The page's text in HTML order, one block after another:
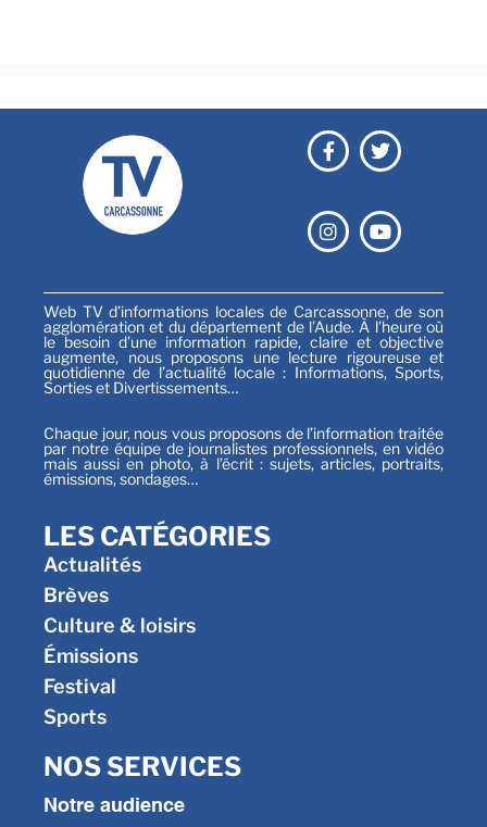
Web TV d’informations locales de Carcassonne, de son
agglomération et du département de l’Aude. À l’heure où
le besoin d’une information rapide, claire et objective
augmente, nous proposons une lecture rigoureuse et
quotidienne de l’actualité locale : Informations, Sports,
Sorties et Divertissements…
Chaque jour, nous vous proposons de l’information traitée
par notre équipe de journalistes professionnels, en vidéo
mais aussi en photo, à l’écrit : sujets, articles, portraits,
émissions, sondages…
LES CATÉGORIES
Actualités
Brèves
Culture & loisirs
Émissions
Festival
Sports
NOS SERVICES
Notre audience